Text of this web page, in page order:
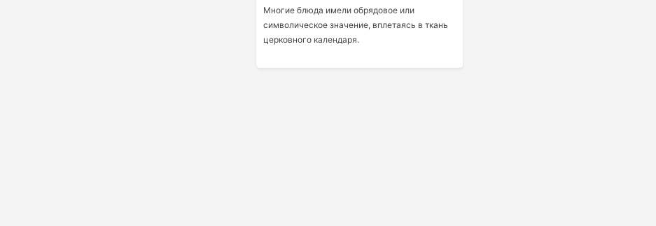
Многие блюда имели обрядовое или
символическое значение, вплетаясь в ткань
церковного календаря.